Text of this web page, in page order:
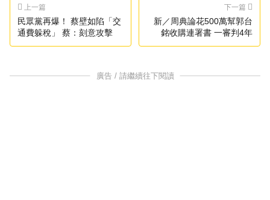
上一篇
民眾黨再爆！ 蔡壁如陷「交
通費躲稅」 蔡：刻意攻擊
下一篇
新／周典論花500萬幫郭台
銘收購連署書 一審判4年
廣告 / 請繼續往下閱讀